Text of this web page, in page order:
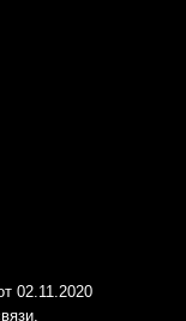
02.11.2020